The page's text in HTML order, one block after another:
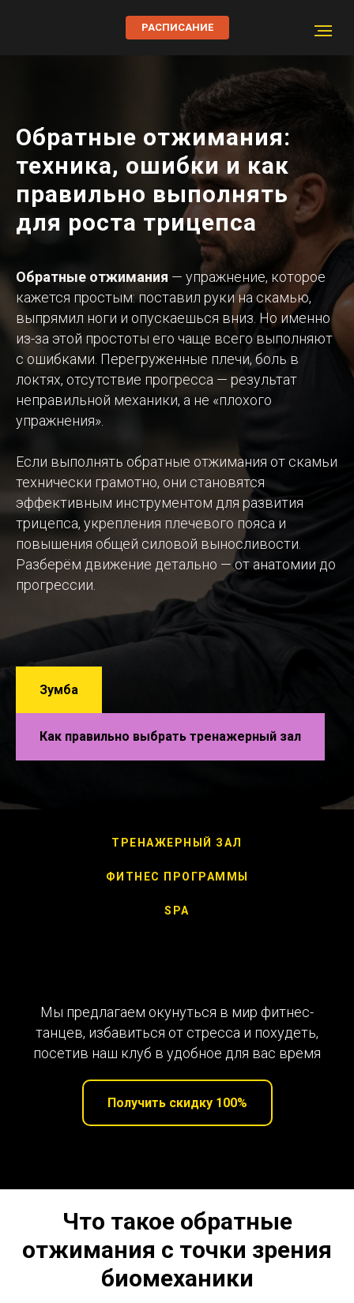
РАСПИСАНИЕ
Обратные отжимания:
техника, ошибки и как
правильно выполнять
для роста трицепса
Обратные отжимания — упражнение, которое
кажется простым: поставил руки на скамью,
выпрямил ноги и опускаешься вниз. Но именно
из-за этой простоты его чаще всего выполняют
с ошибками. Перегруженные плечи, боль в
локтях, отсутствие прогресса — результат
неправильной механики, а не «плохого
упражнения».
Если выполнять обратные отжимания от скамьи
технически грамотно, они становятся
эффективным инструментом для развития
трицепса, укрепления плечевого пояса и
повышения общей силовой выносливости.
Разберём движение детально — от анатомии до
прогрессии.
Зумба
Как правильно выбрать тренажерный зал
ТРЕНАЖЕРНЫЙ ЗАЛ
ФИТНЕС ПРОГРАММЫ
SPA
Мы предлагаем окунуться в мир фитнес-
танцев, избавиться от стресса и похудеть,
посетив наш клуб в удобное для вас время
Получить скидку 100%
Что такое обратные
отжимания с точки зрения
биомеханики